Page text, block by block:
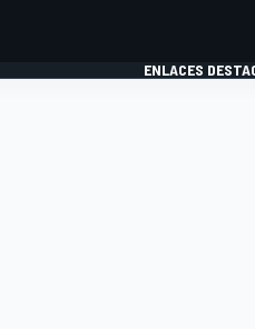
ENLACES